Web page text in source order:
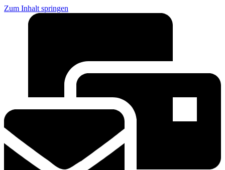
Zum Inhalt springen